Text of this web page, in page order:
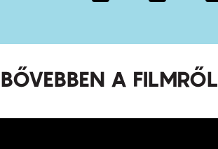
BŐVEBBEN A FILMRŐL